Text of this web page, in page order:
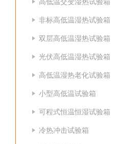
非标高低温湿热试验箱
双层高低温湿热试验箱
光伏高低温湿热试验箱
高低温湿热老化试验箱
小型高低温试验箱
可程式恒温恒湿试验箱
冷热冲击试验箱